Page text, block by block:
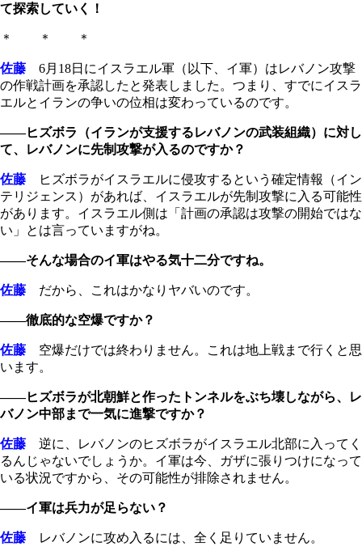
て探索していく！
＊ ＊ ＊
佐藤 6月18日にイスラエル軍（以下、イ軍）はレバノン攻撃
の作戦計画を承認したと発表しました。つまり、すでにイスラ
エルとイランの争いの位相は変わっているのです。
――ヒズボラ（イランが支援するレバノンの武装組織）に対し
て、レバノンに先制攻撃が入るのですか？
佐藤 ヒズボラがイスラエルに侵攻するという確定情報（イン
テリジェンス）があれば、イスラエルが先制攻撃に入る可能性
があります。イスラエル側は「計画の承認は攻撃の開始ではな
い」とは言っていますがね。
――そんな場合のイ軍はやる気十二分ですね。
佐藤 だから、これはかなりヤバいのです。
――徹底的な空爆ですか？
佐藤 空爆だけでは終わりません。これは地上戦まで行くと思
います。
――ヒズボラが北朝鮮と作ったトンネルをぶち壊しながら、レ
バノン中部まで一気に進撃ですか？
佐藤 逆に、レバノンのヒズボラがイスラエル北部に入ってく
るんじゃないでしょうか。イ軍は今、ガザに張りつけになって
いる状況ですから、その可能性が排除されません。
――イ軍は兵力が足らない？
佐藤 レバノンに攻め入るには、全く足りていません。